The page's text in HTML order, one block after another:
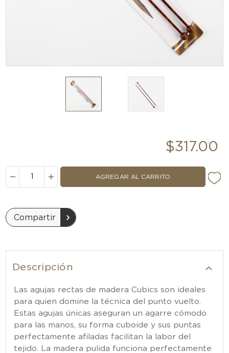
$317.00
AUMENTAR
LA
DISMINUIR
LA
Compartir
Descripción
Las agujas rectas de madera Cubics son ideales
para quien domine la técnica del punto vuelto.
Estas agujas únicas aseguran un agarre cómodo
para las manos, su forma cuboide y sus puntas
perfectamente afiladas facilitan la labor del
tejido. La madera pulida funciona perfectamente